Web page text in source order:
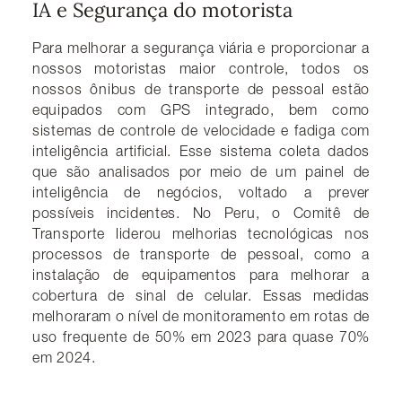
IA e Segurança do motorista
Para melhorar a segurança viária e proporcionar a
nossos motoristas maior controle, todos os
nossos ônibus de transporte de pessoal estão
equipados com GPS integrado, bem como
sistemas de controle de velocidade e fadiga com
inteligência artificial. Esse sistema coleta dados
que são analisados por meio de um painel de
inteligência de negócios, voltado a prever
possíveis incidentes. No Peru, o Comitê de
Transporte liderou melhorias tecnológicas nos
processos de transporte de pessoal, como a
instalação de equipamentos para melhorar a
cobertura de sinal de celular. Essas medidas
melhoraram o nível de monitoramento em rotas de
uso frequente de 50% em 2023 para quase 70%
em 2024.